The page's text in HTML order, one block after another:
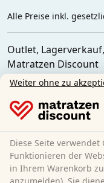
Alle Preise inkl.
Outlet,
Matratzen Discount
Ferdinand-Porsche-
Deutschland
Weiter ohne zu
Diese Seite
Funktionieren der
in Ihrem Warenkorb